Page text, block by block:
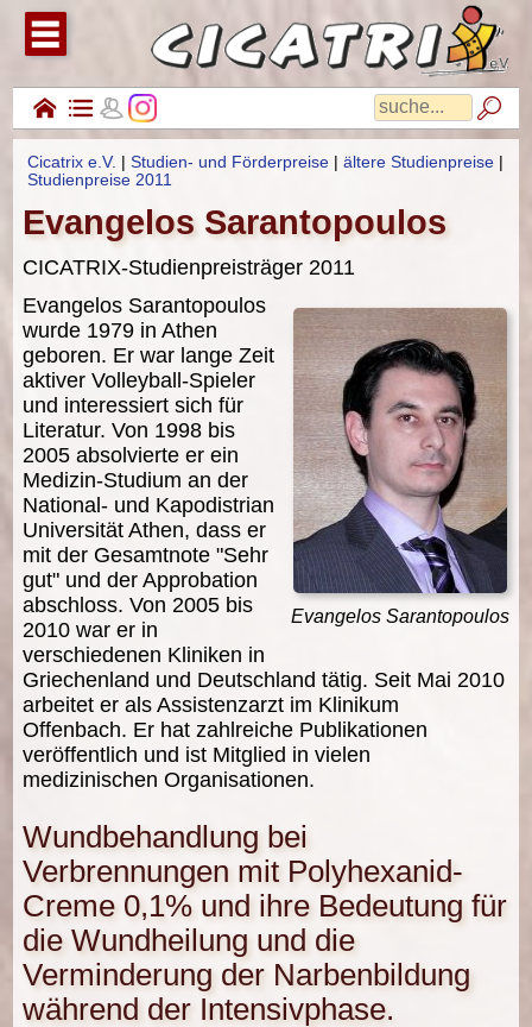
1
0 2 (
Cicatrix e.V. |Studien- und Förderpreise |ältere Studienpreise |
Studienpreise 2011
Evangelos Sarantopoulos
CICATRIX-Studienpreisträger 2011
Evangelos Sarantopoulos
Evangelos Sarantopoulos
wurde 1979 in Athen
geboren. Er war lange Zeit
aktiver Volleyball-Spieler
und interessiert sich für
Literatur. Von 1998 bis
2005 absolvierte er ein
Medizin-Studium an der
National- und Kapodistrian
Universität Athen, dass er
mit der Gesamtnote "Sehr
gut" und der Approbation
abschloss. Von 2005 bis
2010 war er in
verschiedenen Kliniken in
Griechenland und Deutschland tätig. Seit Mai 2010
arbeitet er als Assistenzarzt im Klinikum
Offenbach. Er hat zahlreiche Publikationen
veröffentlich und ist Mitglied in vielen
medizinischen Organisationen.
Wundbehandlung bei
Verbrennungen mit Polyhexanid-
Creme 0,1% und ihre Bedeutung für
die Wundheilung und die
Verminderung der Narbenbildung
während der Intensivphase.